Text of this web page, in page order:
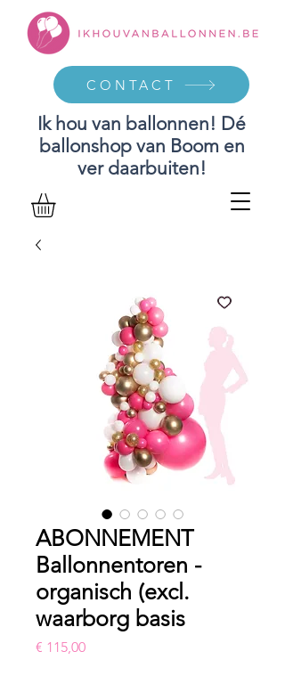
Ik hou van ballonnen! Dé
ballonshop van Boom en
ver daarbuiten!
CONTACT
ABONNEMENT
Ballonnentoren -
organisch (excl.
waarborg basis
€ 115,00Prijs